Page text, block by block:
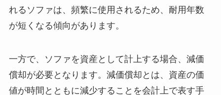
れるソファは、頻繁に使用されるため、耐用年数
が短くなる傾向があります。
一方で、ソファを資産として計上する場合、減価
償却が必要となります。減価償却とは、資産の価
値が時間とともに減少することを会計上で表す手